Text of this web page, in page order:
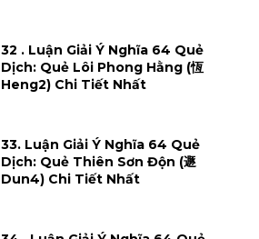
32 . Luận Giải Ý Nghĩa 64 Quẻ
Dịch: Quẻ Lôi Phong Hằng (恆
Heng2) Chi Tiết Nhất
33. Luận Giải Ý Nghĩa 64 Quẻ
Dịch: Quẻ Thiên Sơn Độn (遯
Dun4) Chi Tiết Nhất